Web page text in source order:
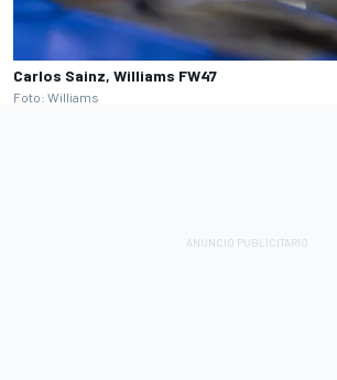
Carlos Sainz, Williams FW47
Foto: Williams